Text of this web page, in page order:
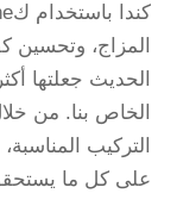
المزاج، وتحسين
الحديث جعلتها
الخاص بنا. من
التركيب
على كل ما